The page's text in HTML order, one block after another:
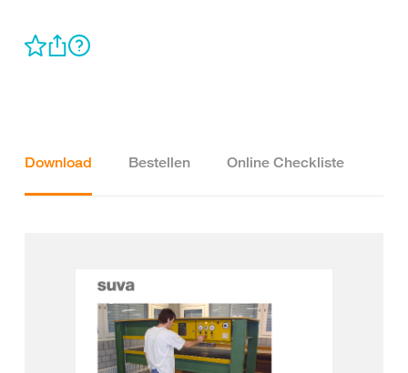
Download Bestellen Online Checkliste